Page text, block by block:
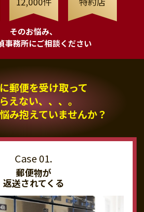
そのお悩み、
事務所にご相談ください
郵便を受け取って
えない、、、。
み抱えていませんか？
郵便物が
返送されてくる